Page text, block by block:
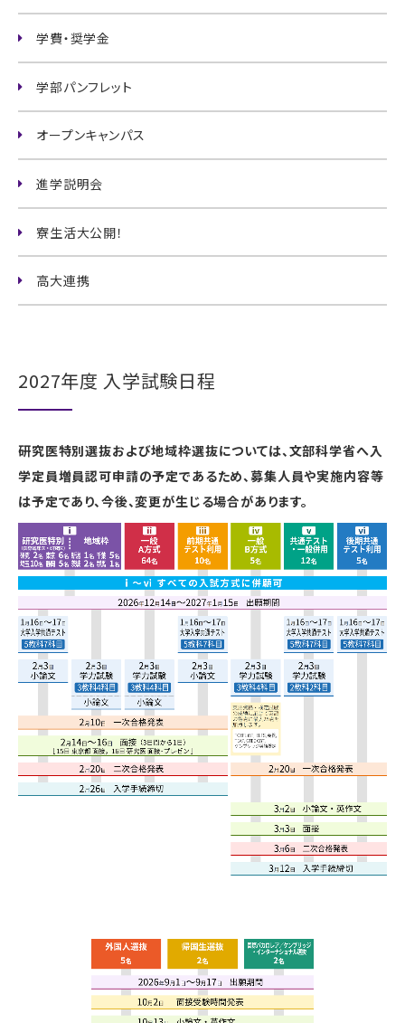
学費・奨学金
学部パンフレット
オープンキャンパス
進学説明会
寮生活大公開！
高大連携
2027年度 入学試験日程
研究医特別選抜および地域枠選抜については、文部科学省へ入
学定員増員認可申請の予定であるため、募集人員や実施内容等
は予定であり、今後、変更が生じる場合があります。